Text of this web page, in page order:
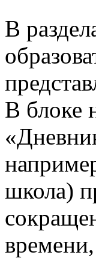
В
В блоке
школа)